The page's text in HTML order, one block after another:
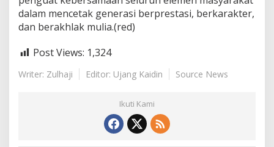
dalam mencetak generasi berprestasi, berkarakter,
dan berakhlak mulia.(red)
Post Views: 1,324
Writer: Zulhaji Editor: Ujang Kaidin Source News
Ikuti Kami